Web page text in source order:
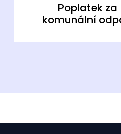
Poplatek za
komunální